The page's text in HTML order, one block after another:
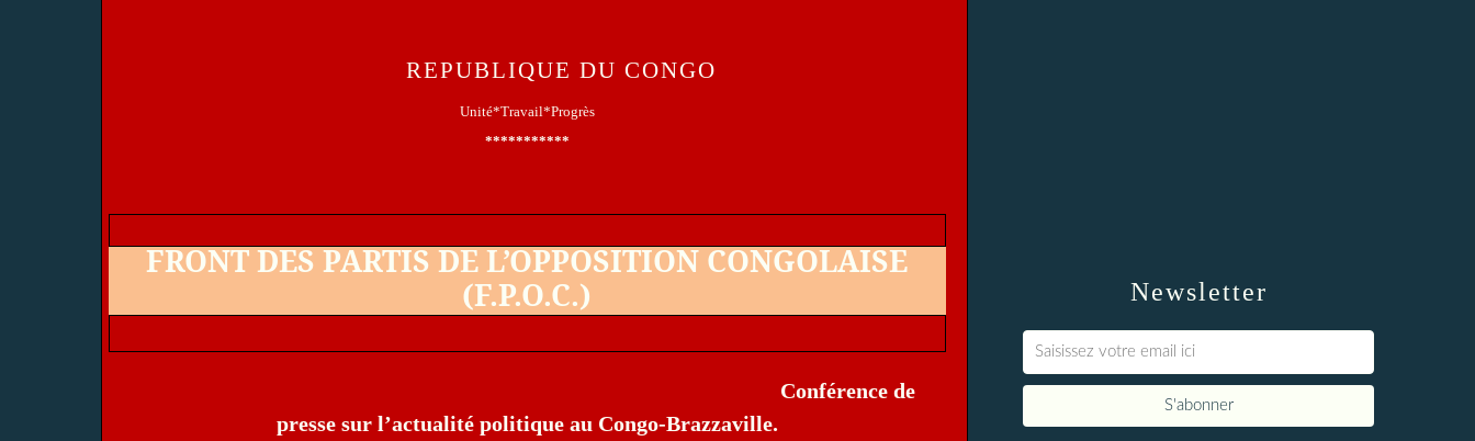
REPUBLIQUE DU CONGO
Unité*Travail*Progrès
***********
FRONT DES PARTIS DE L’OPPOSITION CONGOLAISE
(F.P.O.C.)
Conférence de
presse sur l’actualité politique au Congo-Brazzaville.
Newsletter